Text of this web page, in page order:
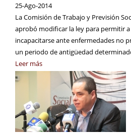
25-Ago-2014
La Comisión de Trabajo y Previsión
aprobó modificar la ley para permitir
incapacitarse ante enfermedades no
un periodo de antigüedad
Leer más